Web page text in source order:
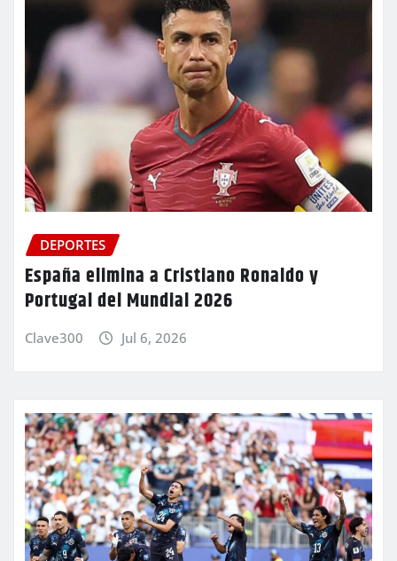
DEPORTES
España elimina a Cristiano Ronaldo y
Portugal del Mundial 2026
Clave300 Jul 6, 2026